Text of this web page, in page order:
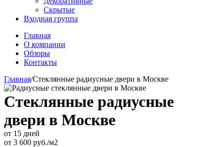
Скрытые
Входная группа
Главная
О компании
Обзоры
Контакты
Главная/Стеклянные радиусные двери в Москве
Стеклянные радиусные
двери в Москве
от 15 дней
от 3 600 руб./м2